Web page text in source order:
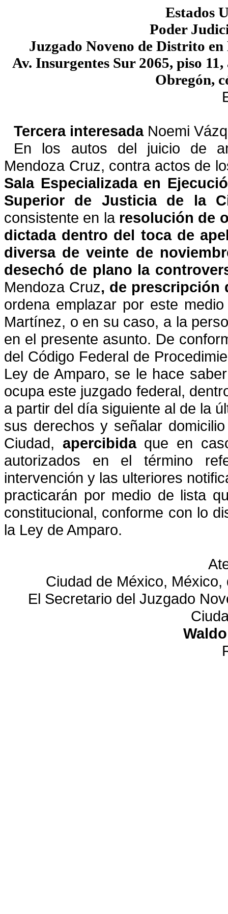
Estados
Poder
Juzgado Noveno de Distrito
Av. Insurgentes Sur 2065, piso
Obregón,
Tercera interesada Noemi
En los autos del juicio de
Mendoza Cruz, contra actos de
Sala Especializada en
Superior de Justicia de la
consistente en la resolución de
dictada dentro del toca de
diversa de veinte de
desechó de plano la
Mendoza Cruz, de prescripción
ordena emplazar por este
Martínez, o en su caso, a la
en el presente asunto. De
del Código Federal de
Ley de Amparo, se le hace
ocupa este juzgado federal,
a partir del día siguiente al de la
sus derechos y señalar
Ciudad, apercibidaque en
autorizados en el término
intervención y las ulteriores
practicarán por medio de lista
constitucional, conforme con lo
la Ley de Amparo.
Ciudad de México,
El Secretario del Juzgado